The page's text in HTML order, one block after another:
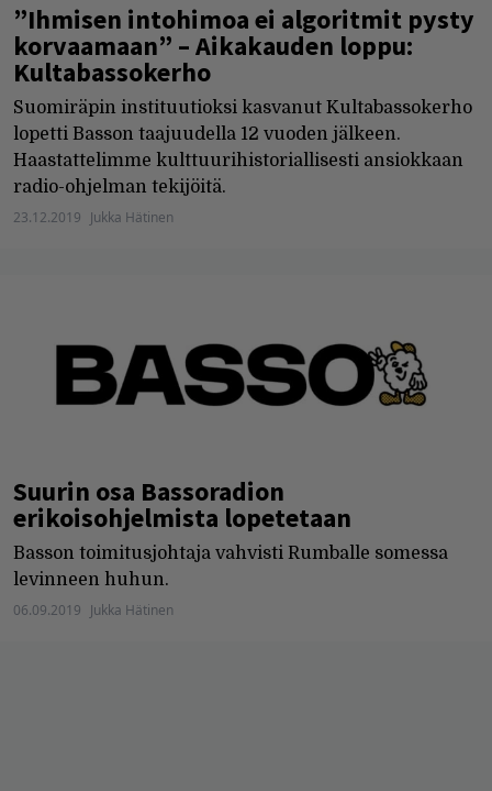
”Ihmisen intohimoa ei algoritmit pysty
korvaamaan” – Aikakauden loppu:
Kultabassokerho
Suomiräpin instituutioksi kasvanut Kultabassokerho
lopetti Basson taajuudella 12 vuoden jälkeen.
Haastattelimme kulttuurihistoriallisesti ansiokkaan
radio-ohjelman tekijöitä.
23.12.2019 Jukka Hätinen
Suurin osa Bassoradion
erikoisohjelmista lopetetaan
Basson toimitusjohtaja vahvisti Rumballe somessa
levinneen huhun.
06.09.2019 Jukka Hätinen